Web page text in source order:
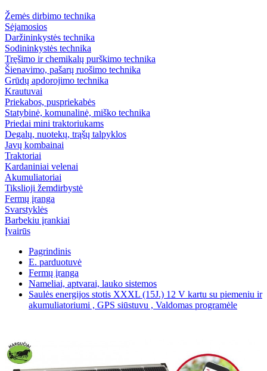
Žemės dirbimo technika
Sėjamosios
Daržininkystės technika
Sodininkystės technika
Tręšimo ir chemikalų purškimo technika
Šienavimo, pašarų ruošimo technika
Grūdų apdorojimo technika
Krautuvai
Priekabos, puspriekabės
Statybinė, komunalinė, miško technika
Priedai mini traktoriukams
Degalų, nuotekų, trąšų talpyklos
Javų kombainai
Traktoriai
Kardaniniai velenai
Akumuliatoriai
Tikslioji žemdirbystė
Fermų įranga
Svarstyklės
Barbekiu įrankiai
Įvairūs
Pagrindinis
E. parduotuvė
Fermų įranga
Nameliai, aptvarai, lauko sistemos
Saulės energijos stotis XXXL (15J.) 12 V kartu su piemeniu ir
akumuliatoriumi , GPS siūstuvu , Valdomas programėle